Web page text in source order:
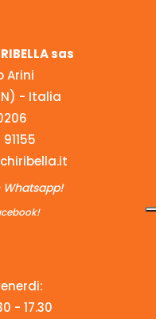
sas
Arini
- Italia
- 17.30